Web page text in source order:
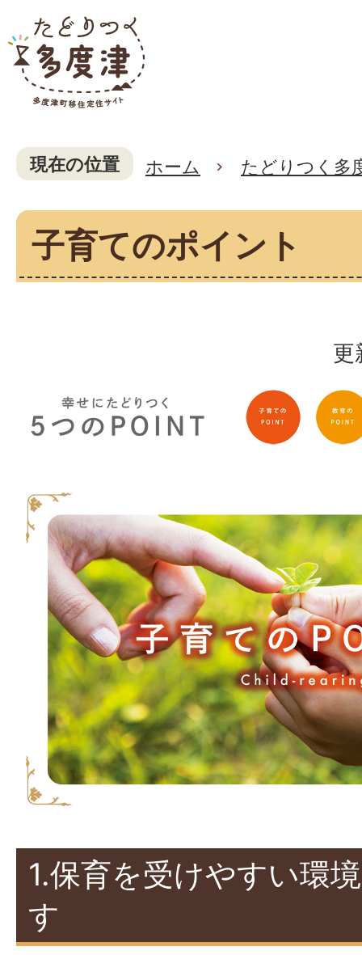
現在の位置 ホーム たどりつく多
子育てのポイント
更
1.保育を受けやすい環
す